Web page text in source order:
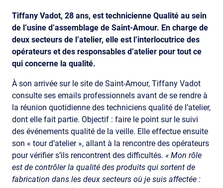
Tiffany Vadot, 28 ans, est technicienne Qualité au sein
de l’usine d’assemblage de Saint-Amour. En charge de
deux secteurs de l’atelier, elle est l’interlocutrice des
opérateurs et des responsables d’atelier pour tout ce
qui concerne la qualité.
À son arrivée sur le site de Saint-Amour, Tiffany Vadot
consulte ses emails professionnels avant de se rendre à
la réunion quotidienne des techniciens qualité de l’atelier,
dont elle fait partie. Objectif : faire le point sur le suivi
des événements qualité de la veille. Elle effectue ensuite
son « tour d’atelier », allant à la rencontre des opérateurs
pour vérifier s’ils rencontrent des difficultés. « Mon rôle
est de contrôler la qualité des produits qui sortent de
fabrication dans les deux secteurs où je suis affectée :